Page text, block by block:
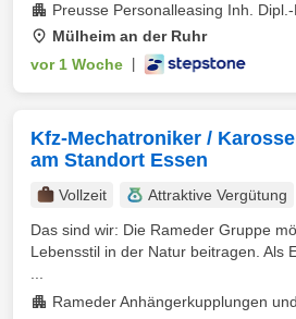
Preusse Personalleasing Inh.
Mülheim an der Ruhr
vor 1 Woche
Kfz-Mechatroniker /
am Standort Essen
Vollzeit
Attraktive Vergütung
Das sind wir: Die Rameder Gruppe
Lebensstil in der Natur beitragen. Als
Rameder Anhängerkupplungen